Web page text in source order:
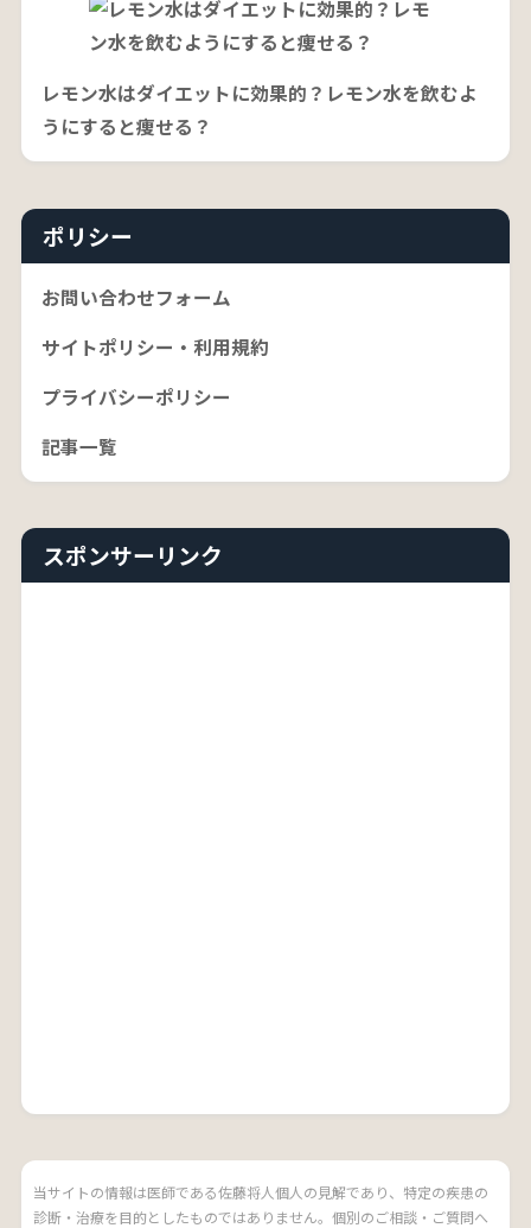
レモン水はダイエットに効果的？レモン水を飲むよ
うにすると痩せる？
ポリシー
お問い合わせフォーム
サイトポリシー・利用規約
プライバシーポリシー
記事一覧
スポンサーリンク
当サイトの情報は医師である佐藤将人個人の見解であり、特定の疾患の
診断・治療を目的としたものではありません。個別のご相談・ご質問へ